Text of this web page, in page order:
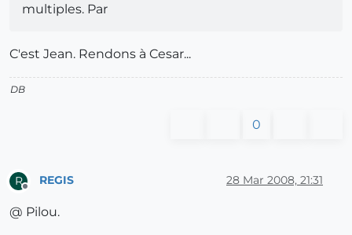
multiples. Par
C'est Jean. Rendons à Cesar...
DB
0
R REGIS 28 Mar 2008, 21:31
@ Pilou.